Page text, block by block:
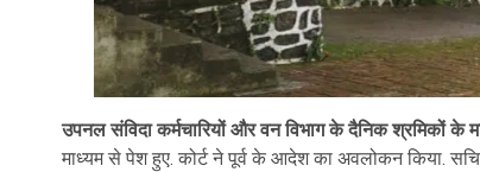
उपनल संविदा कर्मचारियों और वन विभाग के दैनिक श्रमिकों के
माध्यम से पेश हुए. कोर्ट ने पूर्व के आदेश का अवलोकन किया.